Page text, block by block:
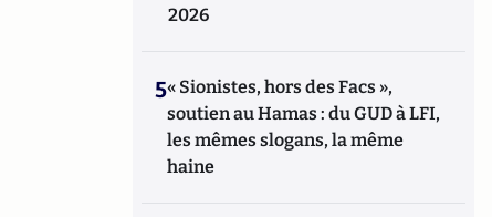
2026
5« Sionistes, hors des Facs »,
soutien au Hamas : du GUD à LFI,
les mêmes slogans, la même
haine